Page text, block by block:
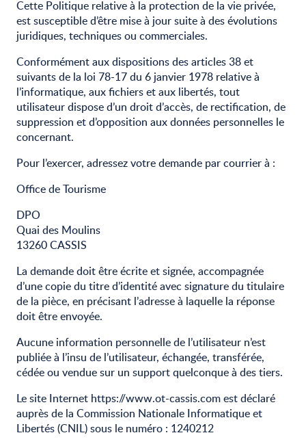
Cette Politique relative à la protection de la vie privée,
est susceptible d’être mise à jour suite à des évolutions
juridiques, techniques ou commerciales.
Conformément aux dispositions des articles 38 et
suivants de la loi 78-17 du 6 janvier 1978 relative à
l’informatique, aux fichiers et aux libertés, tout
utilisateur dispose d’un droit d’accès, de rectification, de
suppression et d’opposition aux données personnelles le
concernant.
Pour l’exercer, adressez votre demande par courrier à :
Office de Tourisme
DPO
Quai des Moulins
13260 CASSIS
La demande doit être écrite et signée, accompagnée
d’une copie du titre d’identité avec signature du titulaire
de la pièce, en précisant l’adresse à laquelle la réponse
doit être envoyée.
Aucune information personnelle de l’utilisateur n’est
publiée à l’insu de l’utilisateur, échangée, transférée,
cédée ou vendue sur un support quelconque à des tiers.
Le site Internet https://www.ot-cassis.com est déclaré
auprès de la Commission Nationale Informatique et
Libertés (CNIL) sous le numéro : 1240212